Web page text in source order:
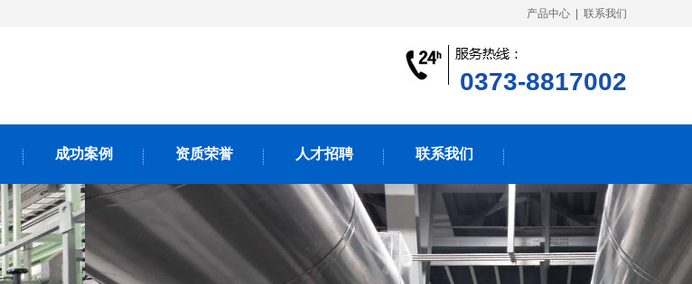
产品中心 联系我们
0373-8817002
成功案例 资质荣誉 人才招聘 联系我们